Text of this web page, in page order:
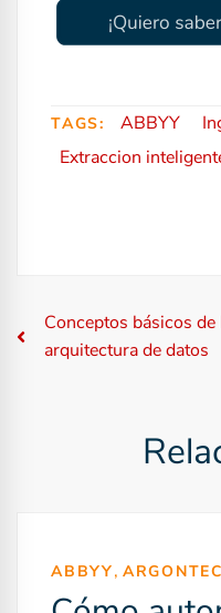
TAGS: ABBYY
Extraccion
N
Conceptos básicos de
arquitectura de datos
ABBYY,